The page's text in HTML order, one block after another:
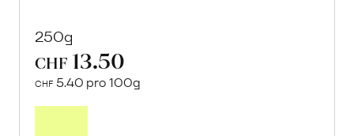
250g
CHF 13.50
CHF 5.40 pro 100g